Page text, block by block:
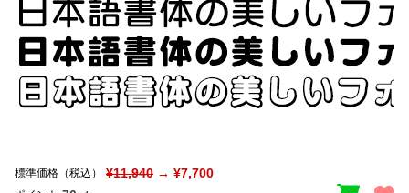
標準価格（税込） ¥11,940 → ¥7,700